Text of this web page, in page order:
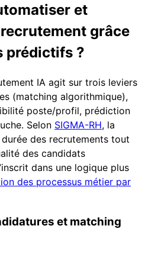
et
grâce
prédictifs ?
IA agit sur trois leviers
(matching algorithmique),
poste/profil, prédiction
Selon SIGMA-RH, la
des recrutements tout
des candidats
dans une logique plus
des processus métier par
et matching